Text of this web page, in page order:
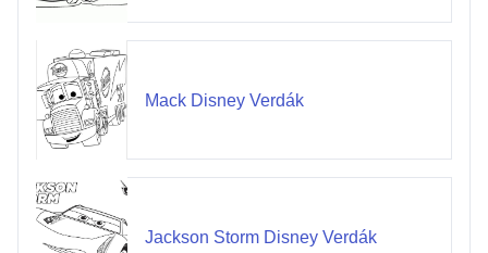
Mack Disney Verdák
Jackson Storm Disney Verdák